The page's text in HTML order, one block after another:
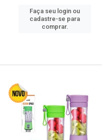
Faça seu login ou
cadastre-se para
comprar.